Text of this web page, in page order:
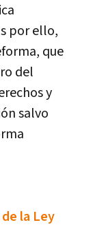
por ello,
que
del
y
salvo
la Ley